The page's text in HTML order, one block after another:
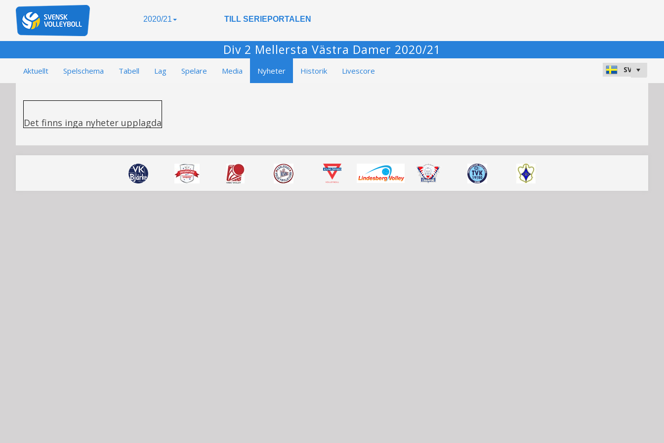
2020/21 TILL SERIEPORTALEN
Div 2 Mellersta Västra Damer 2020/21
Aktuellt Spelschema Tabell Lag Spelare Media Nyheter Historik Livescore
Det finns inga nyheter upplagda